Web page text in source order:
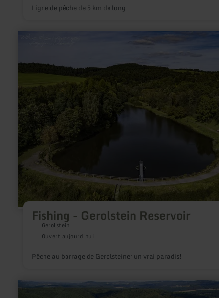
Ligne de pêche de 5 km de long
Fishing - Gerolstein Reservoir
Gerolstein
Ouvert aujourd'hui
Pêche au barrage de Gerolsteiner un vrai paradis!
:
Fishing
Gerolstein
Reservoir
en
savoir